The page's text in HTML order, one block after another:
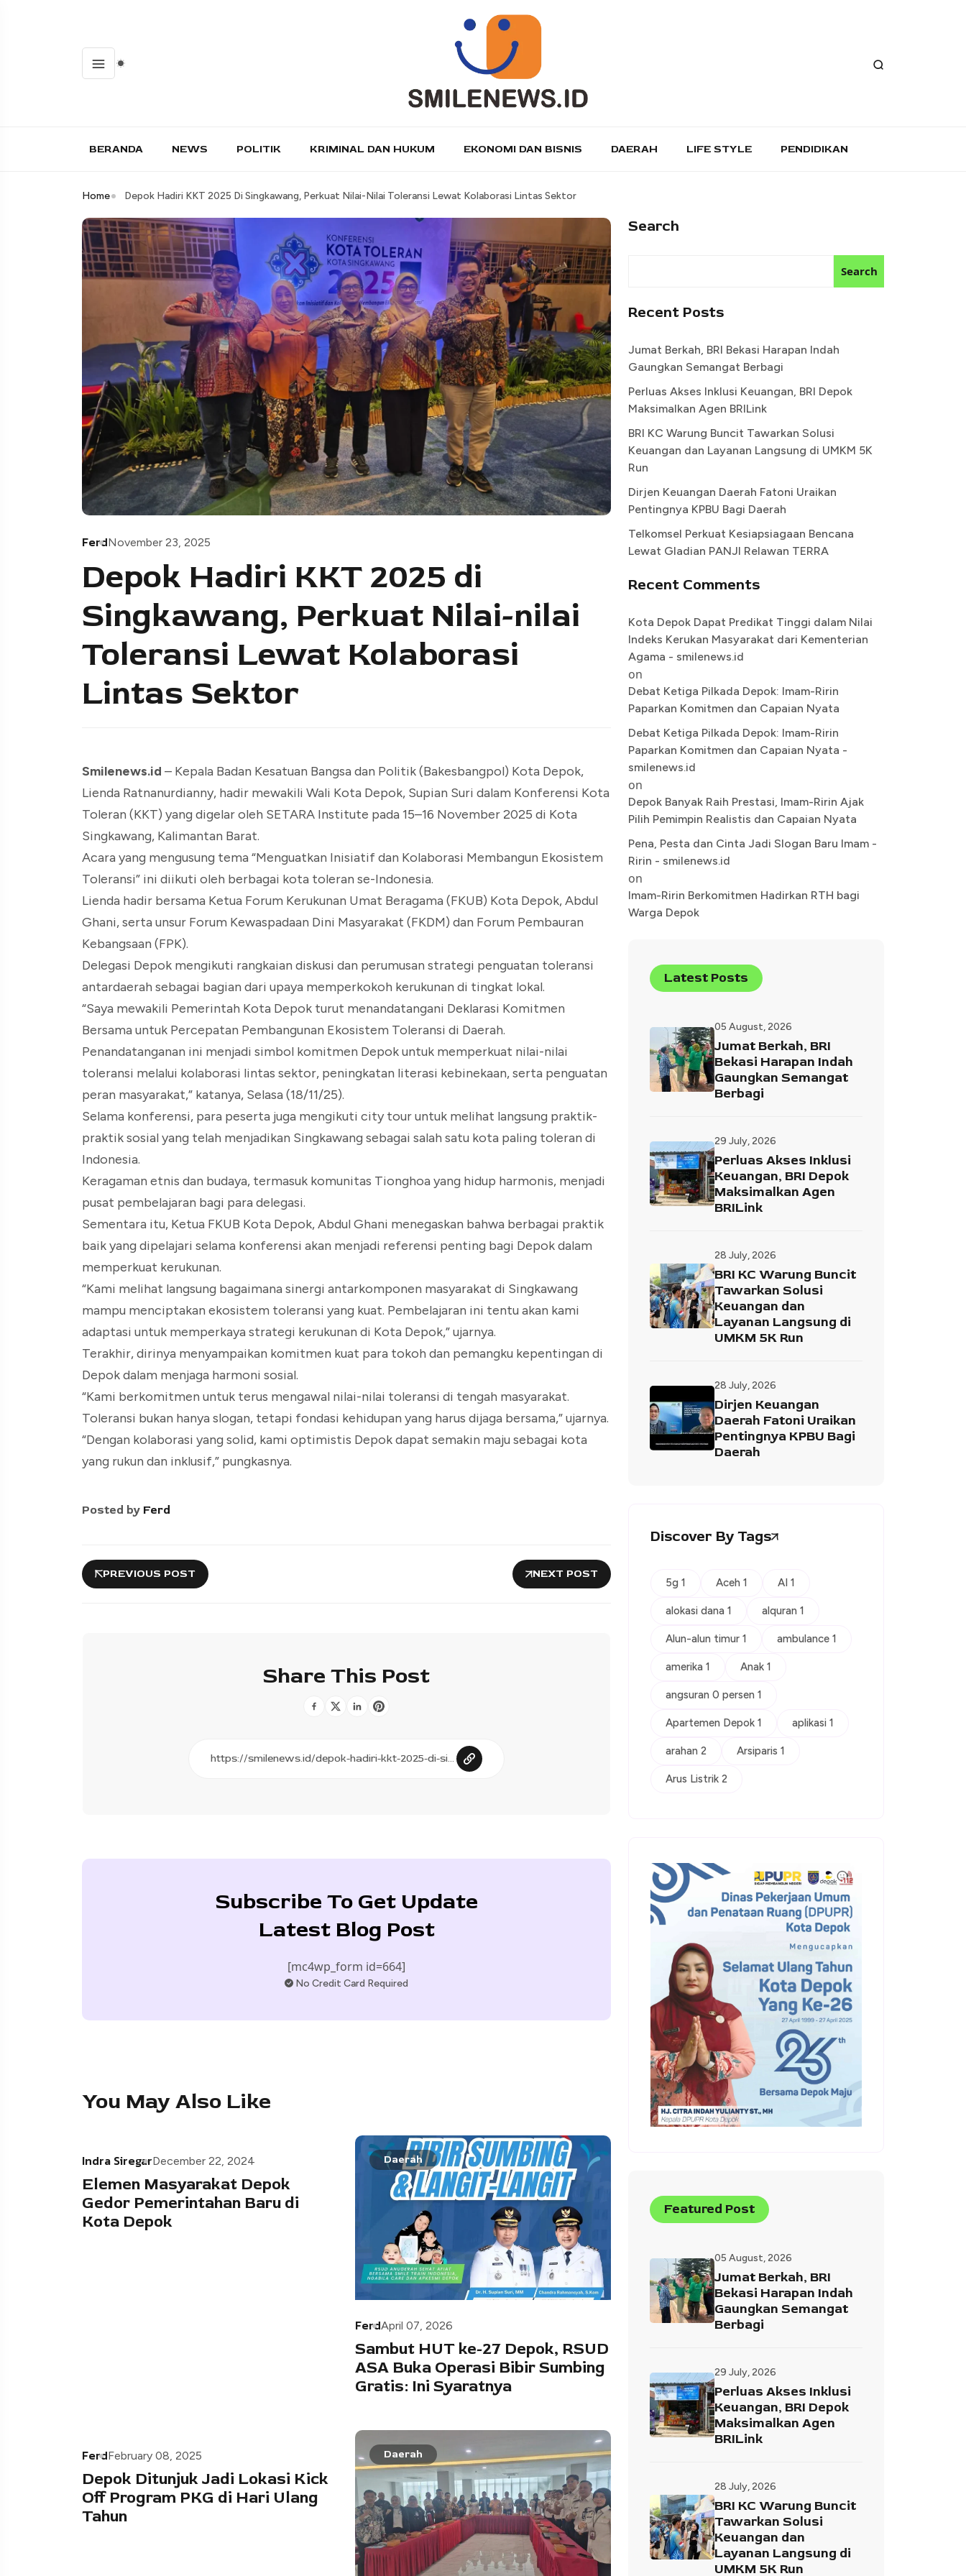
BERANDA NEWS POLITIK KRIMINAL DAN HUKUM EKONOMI DAN BISNIS DAERAH LIFE STYLE PENDIDIKAN
Home Depok Hadiri KKT 2025 Di Singkawang, Perkuat Nilai-Nilai Toleransi Lewat Kolaborasi Lintas Sektor
FerdNovember 23, 2025
Depok Hadiri KKT 2025 di
Singkawang, Perkuat Nilai-nilai
Toleransi Lewat Kolaborasi
Lintas Sektor
Smilenews.id – Kepala Badan Kesatuan Bangsa dan Politik (Bakesbangpol) Kota Depok,
Lienda Ratnanurdianny, hadir mewakili Wali Kota Depok, Supian Suri dalam Konferensi Kota
Toleran (KKT) yang digelar oleh SETARA Institute pada 15–16 November 2025 di Kota
Singkawang, Kalimantan Barat.
Acara yang mengusung tema “Menguatkan Inisiatif dan Kolaborasi Membangun Ekosistem
Toleransi” ini diikuti oleh berbagai kota toleran se-Indonesia.
Lienda hadir bersama Ketua Forum Kerukunan Umat Beragama (FKUB) Kota Depok, Abdul
Ghani, serta unsur Forum Kewaspadaan Dini Masyarakat (FKDM) dan Forum Pembauran
Kebangsaan (FPK).
Delegasi Depok mengikuti rangkaian diskusi dan perumusan strategi penguatan toleransi
antardaerah sebagai bagian dari upaya memperkokoh kerukunan di tingkat lokal.
“Saya mewakili Pemerintah Kota Depok turut menandatangani Deklarasi Komitmen
Bersama untuk Percepatan Pembangunan Ekosistem Toleransi di Daerah.
Penandatanganan ini menjadi simbol komitmen Depok untuk memperkuat nilai-nilai
toleransi melalui kolaborasi lintas sektor, peningkatan literasi kebinekaan, serta penguatan
peran masyarakat,” katanya, Selasa (18/11/25).
Selama konferensi, para peserta juga mengikuti city tour untuk melihat langsung praktik-
praktik sosial yang telah menjadikan Singkawang sebagai salah satu kota paling toleran di
Indonesia.
Keragaman etnis dan budaya, termasuk komunitas Tionghoa yang hidup harmonis, menjadi
pusat pembelajaran bagi para delegasi.
Sementara itu, Ketua FKUB Kota Depok, Abdul Ghani menegaskan bahwa berbagai praktik
baik yang dipelajari selama konferensi akan menjadi referensi penting bagi Depok dalam
memperkuat kerukunan.
“Kami melihat langsung bagaimana sinergi antarkomponen masyarakat di Singkawang
mampu menciptakan ekosistem toleransi yang kuat. Pembelajaran ini tentu akan kami
adaptasi untuk memperkaya strategi kerukunan di Kota Depok,” ujarnya.
Terakhir, dirinya menyampaikan komitmen kuat para tokoh dan pemangku kepentingan di
Depok dalam menjaga harmoni sosial.
“Kami berkomitmen untuk terus mengawal nilai-nilai toleransi di tengah masyarakat.
Toleransi bukan hanya slogan, tetapi fondasi kehidupan yang harus dijaga bersama,” ujarnya.
“Dengan kolaborasi yang solid, kami optimistis Depok dapat semakin maju sebagai kota
yang rukun dan inklusif,” pungkasnya.
Posted by Ferd
PREVIOUS POST NEXT POST
Share This Post
Subscribe To Get Update
Latest Blog Post
[mc4wp_form id=664]
No Credit Card Required
You May Also Like
Indra SiregarDecember 22, 2024
Elemen Masyarakat Depok
Gedor Pemerintahan Baru di
Kota Depok
Daerah
FerdApril 07, 2026
Sambut HUT ke-27 Depok, RSUD
ASA Buka Operasi Bibir Sumbing
Gratis: Ini Syaratnya
FerdFebruary 08, 2025
Depok Ditunjuk Jadi Lokasi Kick
Off Program PKG di Hari Ulang
Tahun
Daerah
Search
Search
Recent Posts
Jumat Berkah, BRI Bekasi Harapan Indah
Gaungkan Semangat Berbagi
Perluas Akses Inklusi Keuangan, BRI Depok
Maksimalkan Agen BRILink
BRI KC Warung Buncit Tawarkan Solusi
Keuangan dan Layanan Langsung di UMKM 5K
Run
Dirjen Keuangan Daerah Fatoni Uraikan
Pentingnya KPBU Bagi Daerah
Telkomsel Perkuat Kesiapsiagaan Bencana
Lewat Gladian PANJI Relawan TERRA
Recent Comments
Kota Depok Dapat Predikat Tinggi dalam Nilai
Indeks Kerukan Masyarakat dari Kementerian
Agama - smilenews.id
on
Debat Ketiga Pilkada Depok: Imam-Ririn
Paparkan Komitmen dan Capaian Nyata
Debat Ketiga Pilkada Depok: Imam-Ririn
Paparkan Komitmen dan Capaian Nyata -
smilenews.id
on
Depok Banyak Raih Prestasi, Imam-Ririn Ajak
Pilih Pemimpin Realistis dan Capaian Nyata
Pena, Pesta dan Cinta Jadi Slogan Baru Imam -
Ririn - smilenews.id
on
Imam-Ririn Berkomitmen Hadirkan RTH bagi
Warga Depok
Latest Posts
05 August, 2026
Jumat Berkah, BRI
Bekasi Harapan Indah
Gaungkan Semangat
Berbagi
29 July, 2026
Perluas Akses Inklusi
Keuangan, BRI Depok
Maksimalkan Agen
BRILink
28 July, 2026
BRI KC Warung Buncit
Tawarkan Solusi
Keuangan dan
Layanan Langsung di
UMKM 5K Run
28 July, 2026
Dirjen Keuangan
Daerah Fatoni Uraikan
Pentingnya KPBU Bagi
Daerah
Discover By Tags
5g 1 Aceh 1 AI 1
alokasi dana 1 alquran 1
Alun-alun timur 1 ambulance 1
amerika 1 Anak 1
angsuran 0 persen 1
Apartemen Depok 1 aplikasi 1
arahan 2 Arsiparis 1
Arus Listrik 2
Featured Post
05 August, 2026
Jumat Berkah, BRI
Bekasi Harapan Indah
Gaungkan Semangat
Berbagi
29 July, 2026
Perluas Akses Inklusi
Keuangan, BRI Depok
Maksimalkan Agen
BRILink
28 July, 2026
BRI KC Warung Buncit
Tawarkan Solusi
Keuangan dan
Layanan Langsung di
UMKM 5K Run